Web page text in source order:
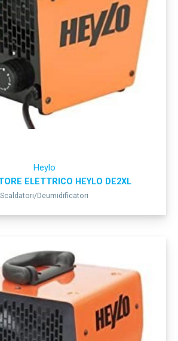
Heylo
ELETTRICO HEYLO DE2XL
Scaldatori/Deumidificatori